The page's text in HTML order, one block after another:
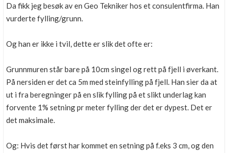
Da fikk jeg besøk av en Geo Tekniker hos et consulentfirma. Han
vurderte fylling/grunn.
Og han er ikke i tvil, dette er slik det ofte er:
Grunnmuren står bare på 10cm singel og rett på fjell i øverkant.
På nersiden er det ca 5m med steinfylling på fjell. Han sier da at
ut i fra beregninger på en slik fylling på et slikt underlag kan
forvente 1% setning pr meter fylling der det er dypest. Det er
det maksimale.
Og: Hvis det først har kommet en setning på f.eks 3 cm, og den